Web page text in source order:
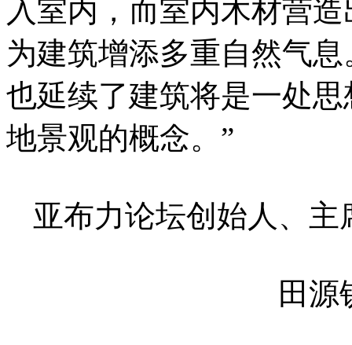
入室内，而室内木材营
为建筑增添多重自然气
也延续了建筑将是一处
地景观的概念。”
亚布力论坛创始人、
田源